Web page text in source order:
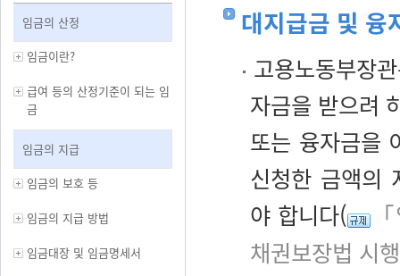
임금의 산정
임금이란?
급여 등의 산정기준이 되는 임
금
임금의 지급
임금의 보호 등
임금의 지급 방법
임금대장 및 임금명세서
대지급금 및
고용노동부장
자금을 받으려
또는 융자금을
신청한 금액의
야 합니다(
채권보장법 시